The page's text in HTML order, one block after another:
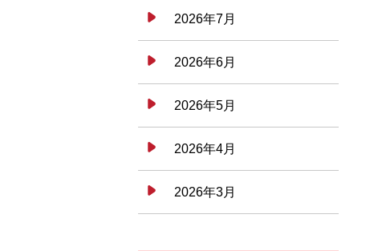
2026年7月
2026年6月
2026年5月
2026年4月
2026年3月